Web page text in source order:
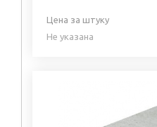
Цена за штуку
Не указана